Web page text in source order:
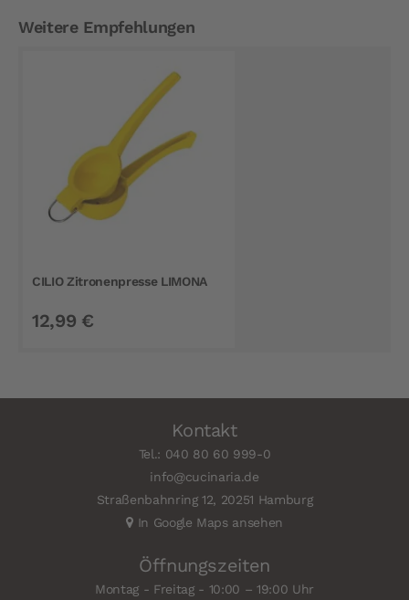
Weitere Empfehlungen
CILIO Zitronenpresse LIMONA
12,99 €
Kontakt
Tel.: 040 80 60 999-0
info@cucinaria.de
Straßenbahnring 12, 20251 Hamburg
In Google Maps ansehen
Öffnungszeiten
Montag - Freitag - 10:00 – 19:00 Uhr